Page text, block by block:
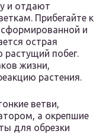
и отдают
Прибегайте к
и
острая
растущий побег.
жизни,
растения.
ветви,
а окрепшие
для обрезки